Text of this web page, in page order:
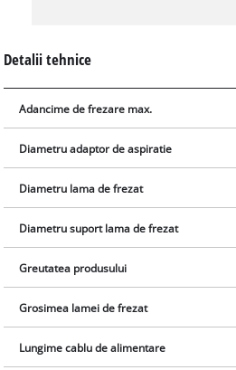
Detalii tehnice
Adancime de frezare max.
Diametru adaptor de aspiratie
Diametru lama de frezat
Diametru suport lama de frezat
Greutatea produsului
Grosimea lamei de frezat
Lungime cablu de alimentare